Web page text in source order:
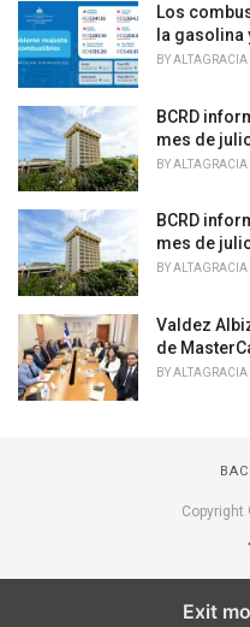
r
i
e
:
Los
la gasolina
BYALTAGRACIA
BCRD
mes de
BYALTAGRACIA
BCRD
mes de
BYALTAGRACIA
Valdez
de
BYALTAGRACIA
Copyright
Exit